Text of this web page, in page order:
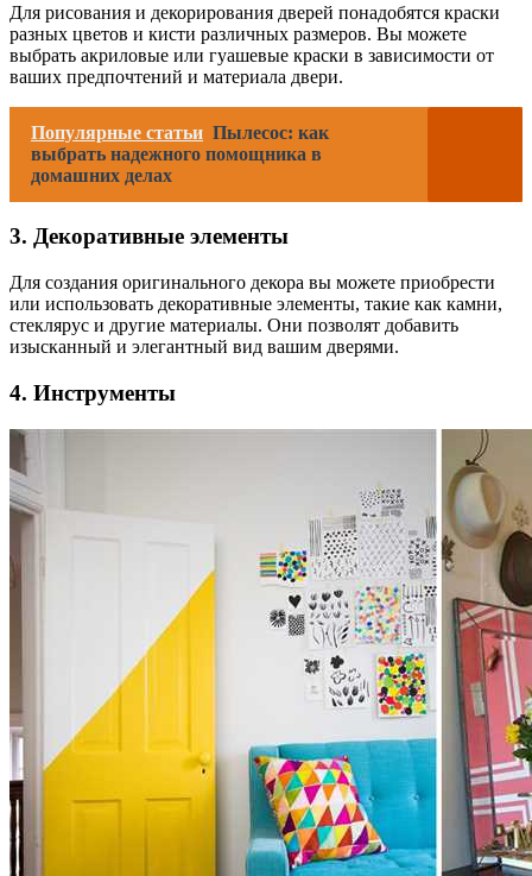
Для рисования и декорирования дверей понадобятся краски
разных цветов и кисти различных размеров. Вы можете
выбрать акриловые или гуашевые краски в зависимости от
ваших предпочтений и материала двери.
Популярные статьи Пылесос: как
выбрать надежного помощника в
домашних делах
3. Декоративные элементы
Для создания оригинального декора вы можете приобрести
или использовать декоративные элементы, такие как камни,
стеклярус и другие материалы. Они позволят добавить
изысканный и элегантный вид вашим дверями.
4. Инструменты